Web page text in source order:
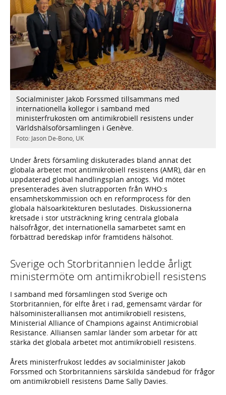
Socialminister Jakob Forssmed tillsammans med
internationella kollegor i samband med
ministerfrukosten om antimikrobiell resistens under
Världshälsoförsamlingen i Genève.
Foto: Jason De-Bono, UK
Under årets församling diskuterades bland annat det
globala arbetet mot antimikrobiell resistens (AMR), där en
uppdaterad global handlingsplan antogs. Vid mötet
presenterades även slutrapporten från WHO:s
ensamhetskommission och en reformprocess för den
globala hälsoarkitekturen beslutades. Diskussionerna
kretsade i stor utsträckning kring centrala globala
hälsofrågor, det internationella samarbetet samt en
förbättrad beredskap inför framtidens hälsohot.
Sverige och Storbritannien ledde årligt
ministermöte om antimikrobiell resistens
I samband med församlingen stod Sverige och
Storbritannien, för elfte året i rad, gemensamt värdar för
hälsoministeralliansen mot antimikrobiell resistens,
Ministerial Alliance of Champions against Antimicrobial
Resistance. Alliansen samlar länder som arbetar för att
stärka det globala arbetet mot antimikrobiell resistens.
Årets ministerfrukost leddes av socialminister Jakob
Forssmed och Storbritanniens särskilda sändebud för frågor
om antimikrobiell resistens Dame Sally Davies.